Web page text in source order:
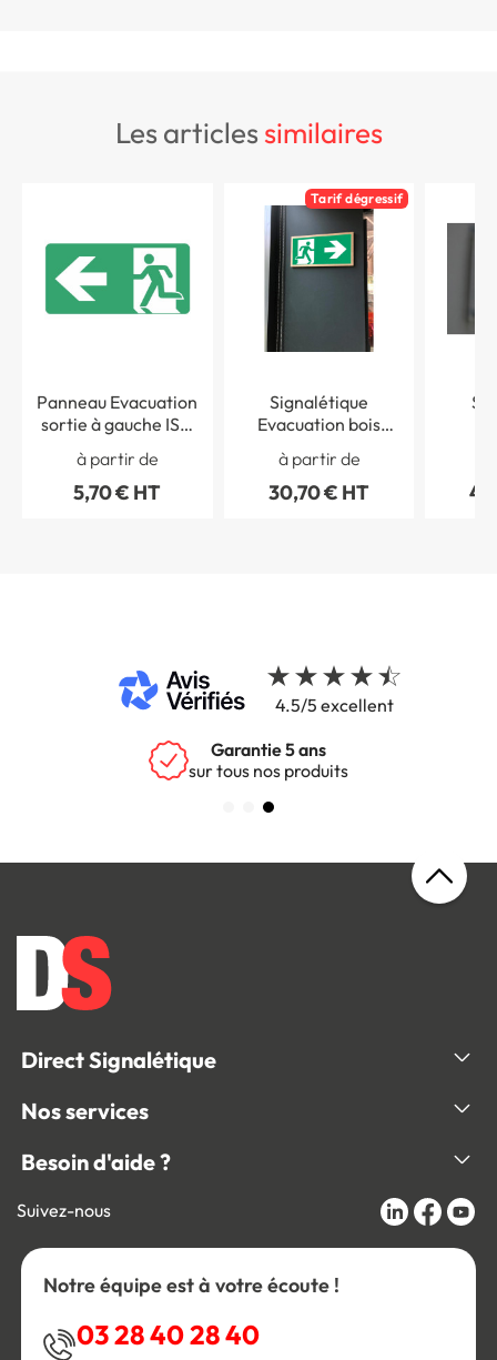
les articlessimilaires
Panneau Evacuation
sortie à gauche ISO
7010 - STF 4022S
à partir de
5,70 € HT
Tarif dégressif
Signalétique
Evacuation bois
medium
à partir de
30,70 € HT
4.5/5 excellent
Garantie 5 ans
sur tous nos produits
Direct Signalétique
Nos services
Besoin d'aide ?
Suivez-nous
Notre équipe est à votre écoute !
03 28 40 28 40